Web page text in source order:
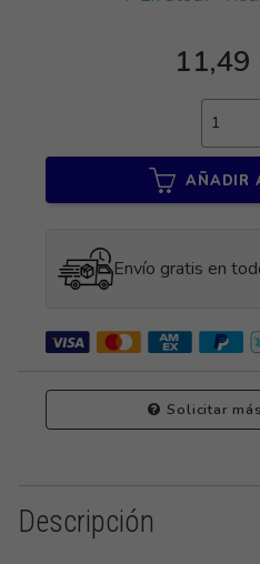
11,49
AÑADIR
Envío gratis en
Solicitar
Descripción